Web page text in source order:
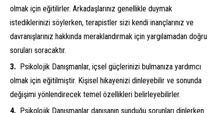
olmak için eğitilirler. Arkadaşlarınız genellikle duymak
istediklerinizi söylerken, terapistler sizi kendi inançlarınız ve
davranışlarınız hakkında meraklandırmak için yargılamadan doğru
soruları soracaktır.
Psikolojik Danışmanlar, içsel güçlerinizi bulmanıza yardımcı
olmak için eğitilmiştir. Kişisel hikayenizi dinleyebilir ve sonunda
değişimi yönlendirecek temel özellikleri belirleyebilirler.
Psikolojik Danışmanlar danışanın sunduğu sorunları dinlerken